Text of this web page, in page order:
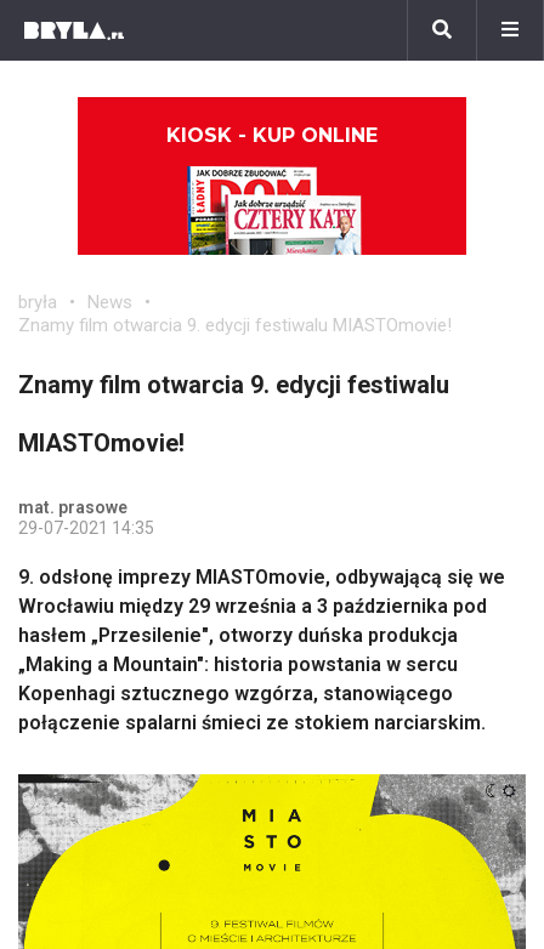
KIOSK - KUP ONLINE
bryła
News
Znamy film otwarcia 9. edycji festiwalu MIASTOmovie!
Znamy film otwarcia 9. edycji festiwalu
MIASTOmovie!
mat. prasowe
29-07-2021 14:35
9. odsłonę imprezy MIASTOmovie, odbywającą się we
Wrocławiu między 29 września a 3 października pod
hasłem „Przesilenie", otworzy duńska produkcja
„Making a Mountain": historia powstania w sercu
Kopenhagi sztucznego wzgórza, stanowiącego
połączenie spalarni śmieci ze stokiem narciarskim.